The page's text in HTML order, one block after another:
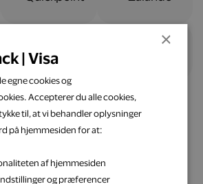
Nemt og ligetil
op med Visa
×
| Visa
egne cookies og
Accepterer du alle cookies,
til, at vi behandler oplysninger
på hjemmesiden for at:
af hjemmesiden
indstillinger og præferencer